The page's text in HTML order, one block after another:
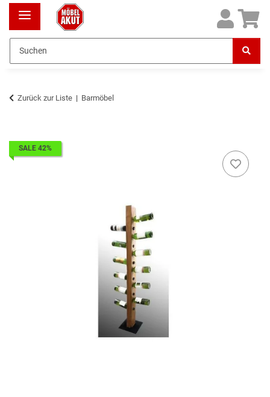
Zurück zur Liste Barmöbel
SALE 42%